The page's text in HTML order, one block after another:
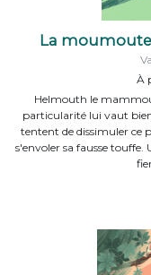
La
À
Helmouth le
particularité lui vaut
tentent de dissimuler ce
s'envoler sa fausse